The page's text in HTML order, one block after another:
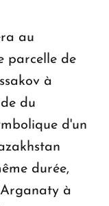
au
parcelle de
à
du
d'un
durée,
à